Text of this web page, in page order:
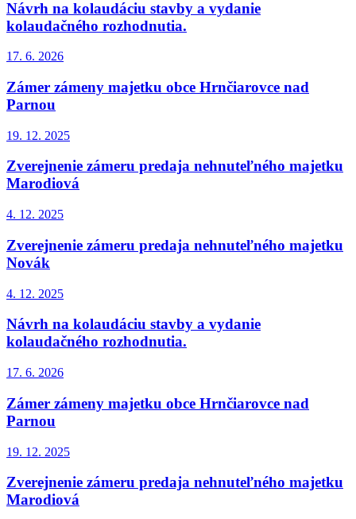
Návrh na kolaudáciu stavby a vydanie
kolaudačného rozhodnutia.
17. 6. 2026
Zámer zámeny majetku obce Hrnčiarovce nad
Parnou
19. 12. 2025
Zverejnenie zámeru predaja nehnuteľného majetku
Marodiová
4. 12. 2025
Zverejnenie zámeru predaja nehnuteľného majetku
Novák
4. 12. 2025
Návrh na kolaudáciu stavby a vydanie
kolaudačného rozhodnutia.
17. 6. 2026
Zámer zámeny majetku obce Hrnčiarovce nad
Parnou
19. 12. 2025
Zverejnenie zámeru predaja nehnuteľného majetku
Marodiová